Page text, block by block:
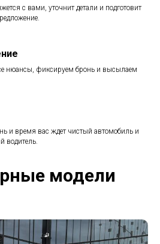
с вами, уточнит детали и подготовит
нюансы, фиксируем бронь и высылаем
и время вас ждет чистый автомобиль и
водитель.
модели